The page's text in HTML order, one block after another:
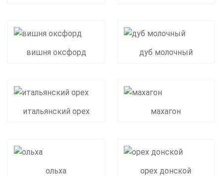
вишня оксфорд дуб молочный
итальянский орех махагон
ольха орех донской